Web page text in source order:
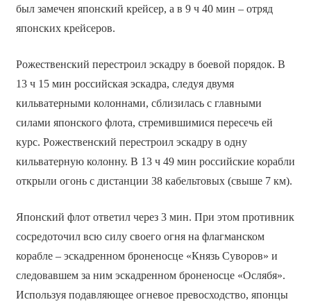
был замечен японский крейсер, а в 9 ч 40 мин – отряд
японских крейсеров.
Рожественский перестроил эскадру в боевой порядок. В
13 ч 15 мин российская эскадра, следуя двумя
кильватерными колоннами, сблизилась с главными
силами японского флота, стремившимися пересечь ей
курс. Рожественский перестроил эскадру в одну
кильватерную колонну. В 13 ч 49 мин российские корабли
открыли огонь с дистанции 38 кабельтовых (свыше 7 км).
Японский флот ответил через 3 мин. При этом противник
сосредоточил всю силу своего огня на флагманском
корабле – эскадренном броненосце «Князь Суворов» и
следовавшем за ним эскадренном броненосце «Ослябя».
Используя подавляющее огневое превосходство, японцы